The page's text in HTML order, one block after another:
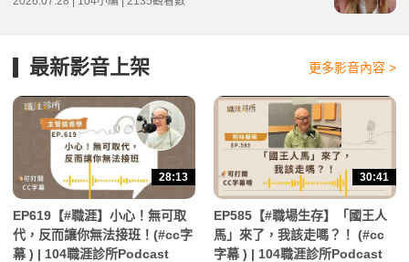
最新影音上架 更多影音內容 >
28:13
EP619【#職涯】小心！無可取
代，反而讓你無法接班！(#cc字
幕 ) | 104職涯診所Podcast
30:41
EP585【#職場生存】「國王人
馬」來了，我該走嗎？！ (#cc
字幕 ) | 104職涯診所Podcast